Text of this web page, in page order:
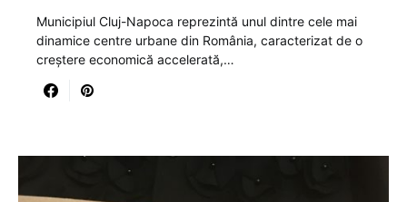
Municipiul Cluj-Napoca reprezintă unul dintre cele mai
dinamice centre urbane din România, caracterizat de o
creștere economică accelerată,…